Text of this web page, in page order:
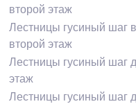
второй этаж
Лестницы гусиный шаг
второй этаж
Лестницы гусиный шаг
этаж
Лестницы гусиный шаг